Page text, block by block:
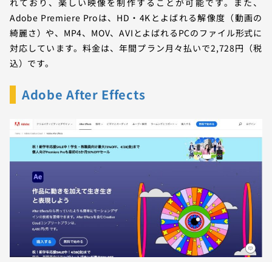
Adobe Premiere Proは、HD・4Kとよばれる解像度（動画の
綺麗さ）や、MP4、MOV、AVIとよばれるPCのファイル形式に
対応しています。料金は、年間プラン月々払いで2,728円（税
込）です。
Adobe After Effects